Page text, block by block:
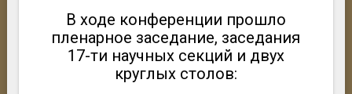
В ходе конференции прошло
пленарное заседание, заседания
17-ти научных секций и двух
круглых столов: